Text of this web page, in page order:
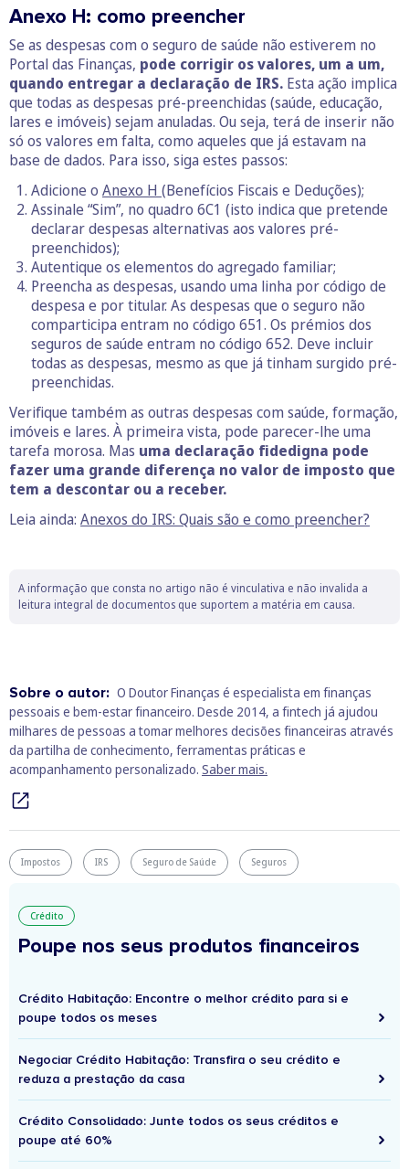
Anexo H: como preencher
Se as despesas com o seguro de saúde não estiverem no
Portal das Finanças, pode corrigir os valores, um a um,
quando entregar a declaração de IRS. Esta ação implica
que todas as despesas pré-preenchidas (saúde, educação,
lares e imóveis) sejam anuladas. Ou seja, terá de inserir não
só os valores em falta, como aqueles que já estavam na
base de dados. Para isso, siga estes passos:
Adicione o Anexo H (Benefícios Fiscais e Deduções);
Assinale “Sim”, no quadro 6C1 (isto indica que pretende
declarar despesas alternativas aos valores pré-
preenchidos);
Autentique os elementos do agregado familiar;
Preencha as despesas, usando uma linha por código de
despesa e por titular. As despesas que o seguro não
comparticipa entram no código 651. Os prémios dos
seguros de saúde entram no código 652. Deve incluir
todas as despesas, mesmo as que já tinham surgido pré-
preenchidas.
Verifique também as outras despesas com saúde, formação,
imóveis e lares. À primeira vista, pode parecer-lhe uma
tarefa morosa. Mas uma declaração fidedigna pode
fazer uma grande diferença no valor de imposto que
tem a descontar ou a receber.
Leia ainda: Anexos do IRS: Quais são e como preencher?
A informação que consta no artigo não é vinculativa e não invalida a
leitura integral de documentos que suportem a matéria em causa.
Sobre o autor: O Doutor Finanças é especialista em finanças
pessoais e bem‑estar financeiro. Desde 2014, a fintech já ajudou
milhares de pessoas a tomar melhores decisões financeiras através
da partilha de conhecimento, ferramentas práticas e
acompanhamento personalizado. Saber mais.
Impostos IRS Seguro de Saúde Seguros
Crédito
Poupe nos seus produtos financeiros
Crédito Habitação: Encontre o melhor crédito para si e
poupe todos os meses
Negociar Crédito Habitação: Transfira o seu crédito e
reduza a prestação da casa
Crédito Consolidado: Junte todos os seus créditos e
poupe até 60%